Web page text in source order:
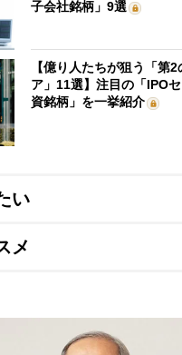
子会社銘柄」9選
【億り人たちが狙う「第
ア」11選】注目の「IPO
資銘柄」を一挙紹介
い
メ